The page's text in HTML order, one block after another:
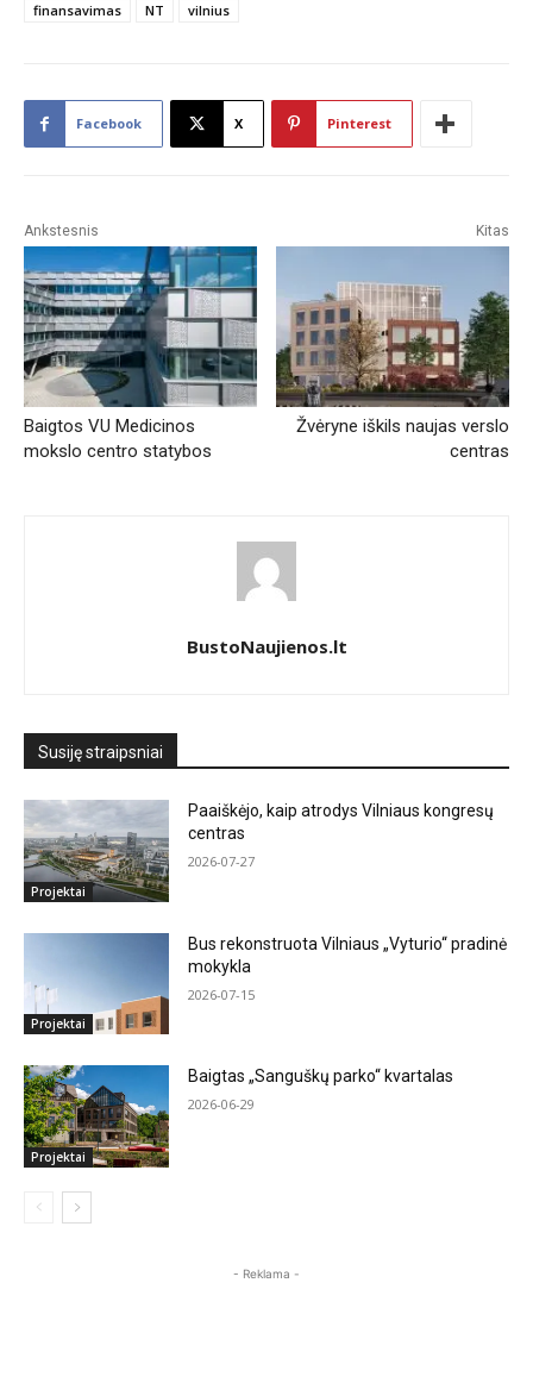
finansavimas
NT vilnius
Facebook X Pinterest
Ankstesnis
Baigtos VU Medicinos
mokslo centro statybos
Kitas
Žvėryne iškils naujas verslo
centras
BustoNaujienos.lt
Susiję straipsniai
Projektai
Paaiškėjo, kaip atrodys Vilniaus kongresų
centras
2026-07-27
Projektai
Bus rekonstruota Vilniaus „Vyturio“ pradinė
mokykla
2026-07-15
Projektai
Baigtas „Sanguškų parko“ kvartalas
2026-06-29
- Reklama -